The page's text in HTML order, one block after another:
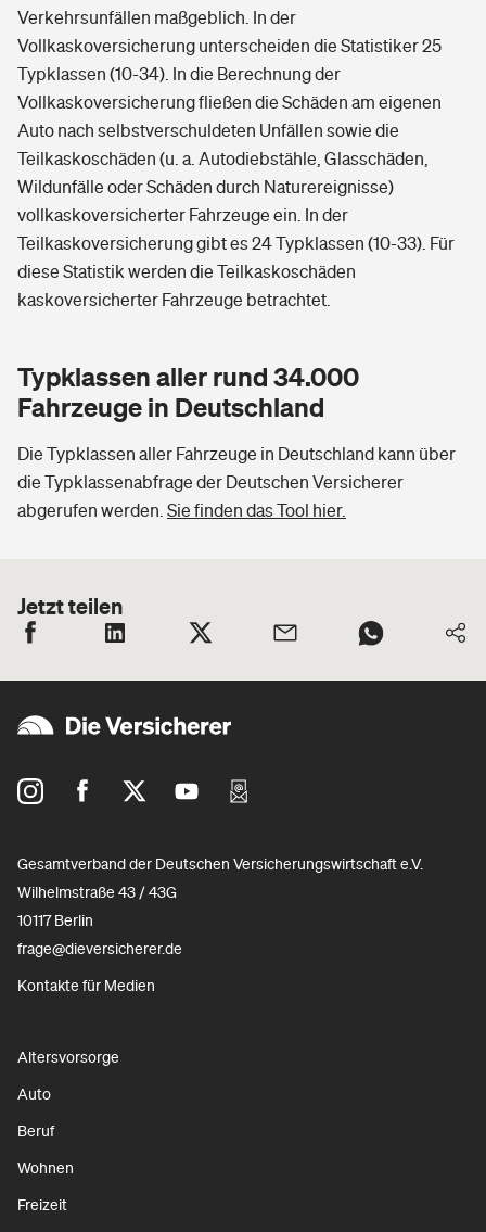
Verkehrsunfällen maßgeblich. In der
Vollkaskoversicherung unterscheiden die Statistiker 25
Typklassen (10-34). In die Berechnung der
Vollkaskoversicherung fließen die Schäden am eigenen
Auto nach selbstverschuldeten Unfällen sowie die
Teilkaskoschäden (u. a. Autodiebstähle, Glasschäden,
Wildunfälle oder Schäden durch Naturereignisse)
vollkaskoversicherter Fahrzeuge ein. In der
Teilkaskoversicherung gibt es 24 Typklassen (10-33). Für
diese Statistik werden die Teilkaskoschäden
kaskoversicherter Fahrzeuge betrachtet.
Typklassen aller rund 34.000
Fahrzeuge in Deutschland
Die Typklassen aller Fahrzeuge in Deutschland kann über
die Typklassenabfrage der Deutschen Versicherer
abgerufen werden. Sie finden das Tool hier.
Jetzt teilen
Gesamtverband der Deutschen Versicherungswirtschaft e.V.
Wilhelmstraße 43 / 43G
10117 Berlin
frage@dieversicherer.de
Kontakte für Medien
Altersvorsorge
Auto
Beruf
Wohnen
Freizeit